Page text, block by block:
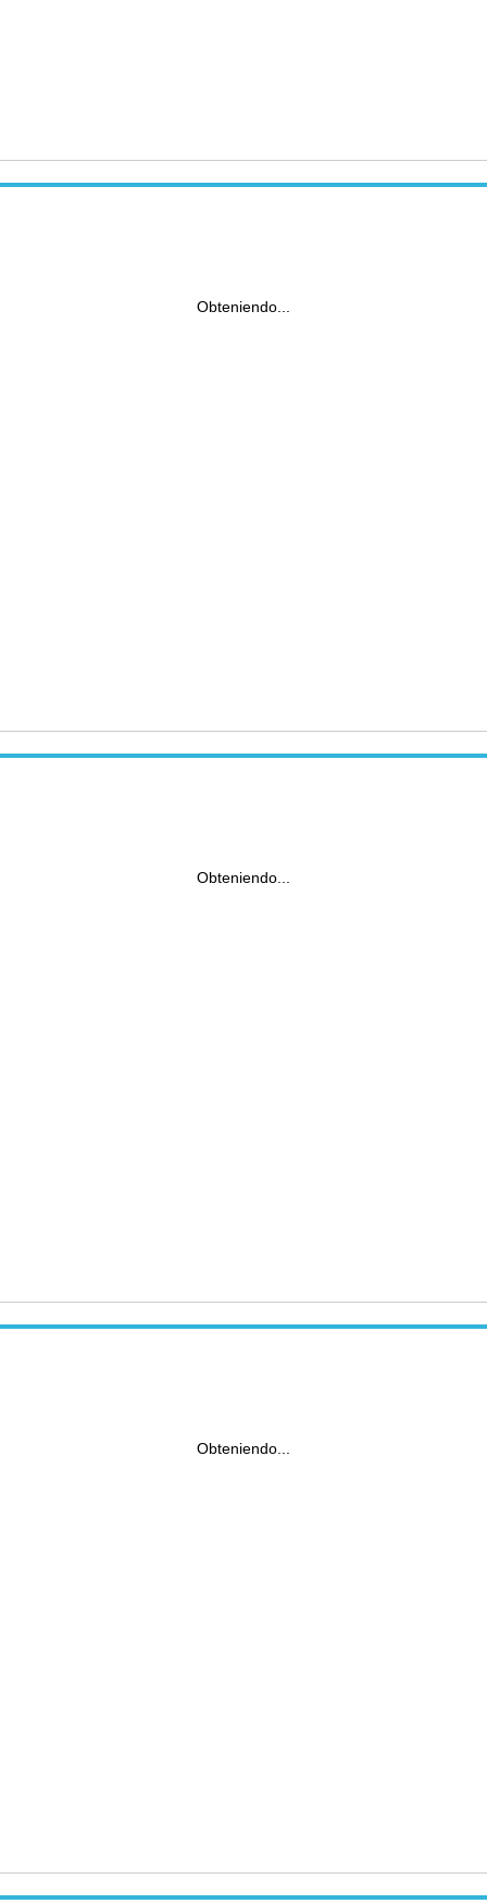
Obteniendo...
Obteniendo...
Obteniendo...